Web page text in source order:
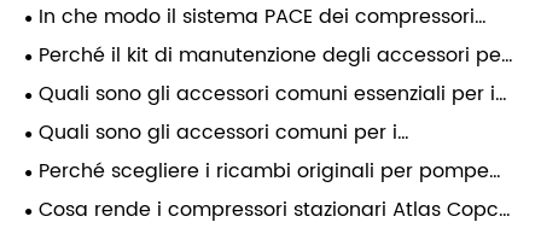
In che modo il sistema PACE dei compressori
mobili Atlas Copco consente regolazioni della
pressione di 0,1 bar?
Perché il kit di manutenzione degli accessori per
compressori d'aria Atlas è essenziale per le
prestazioni del compressore a lungo termine?
Quali sono gli accessori comuni essenziali per i
compressori d'aria Atlas e perché sono
importanti?
Quali sono gli accessori comuni per i
compressori d'aria Atlas?
Perché scegliere i ricambi originali per pompe
per vuoto per prestazioni a lungo termine?
Cosa rende i compressori stazionari Atlas Copco